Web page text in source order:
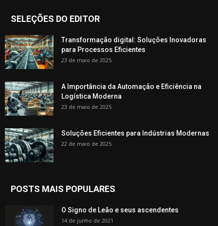
SELEÇÕES DO EDITOR
Transformação digital: Soluções Inovadoras
para Processos Eficientes
23 de maio de 2025
A Importância da Automação e Eficiência na
Logística Moderna
23 de maio de 2025
Soluções Eficientes para Indústrias Modernas
22 de maio de 2025
POSTS MAIS POPULARES
O Signo de Leão e seus ascendentes
14 de junho de 2021